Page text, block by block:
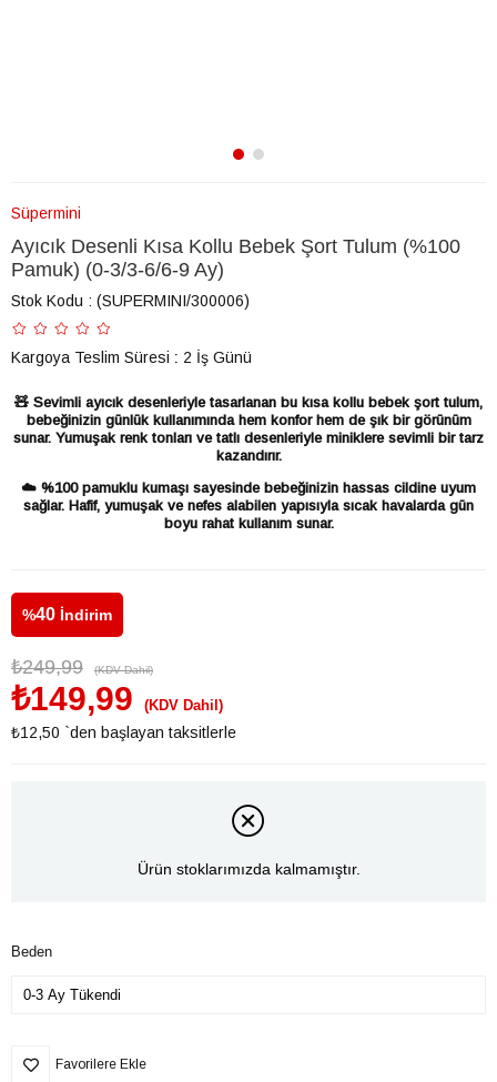
Süpermini
Ayıcık Desenli Kısa Kollu Bebek Şort Tulum (%100
Pamuk) (0-3/3-6/6-9 Ay)
Stok Kodu (SUPERMINI/300006)
Kargoya Teslim Süresi : 2 İş Günü
🧸 Sevimli ayıcık desenleriyle tasarlanan bu kısa kollu bebek şort tulum,
bebeğinizin günlük kullanımında hem konfor hem de şık bir görünüm
sunar. Yumuşak renk tonları ve tatlı desenleriyle miniklere sevimli bir tarz
kazandırır.
☁️ %100 pamuklu kumaşı sayesinde bebeğinizin hassas cildine uyum
sağlar. Hafif, yumuşak ve nefes alabilen yapısıyla sıcak havalarda gün
boyu rahat kullanım sunar.
%40 İndirim
₺249,99 (KDV Dahil)
₺149,99 (KDV Dahil)
₺12,50 `den başlayan taksitlerle
Ürün stoklarımızda kalmamıştır.
Beden
Favorilere Ekle